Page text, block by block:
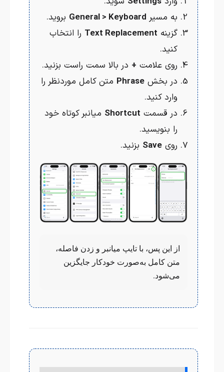
به مسیر General > Keyboard بروید.
گزینه Text Replacement را انتخاب
کنید.
روی علامت + در بالا سمت راست بزنید.
در بخش Phrase متن کامل موردنظر را
وارد کنید.
در قسمت Shortcut میانبر کوتاه خود
را بنویسید.
روی Save بزنید.
از این پس، با تایپ میانبر و زدن فاصله،
متن کامل به‌صورت خودکار جایگزین
می‌شود.